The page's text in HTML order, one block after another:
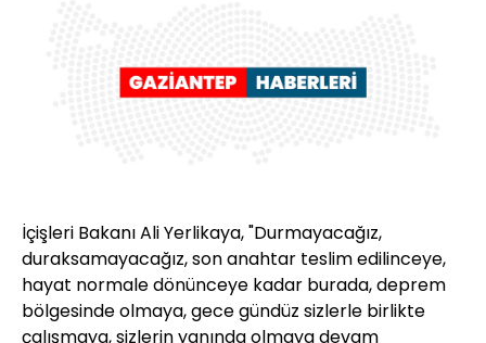
İçişleri Bakanı Ali Yerlikaya, "Durmayacağız,
duraksamayacağız, son anahtar teslim edilinceye,
hayat normale dönünceye kadar burada, deprem
bölgesinde olmaya, gece gündüz sizlerle birlikte
çalışmaya, sizlerin yanında olmaya devam